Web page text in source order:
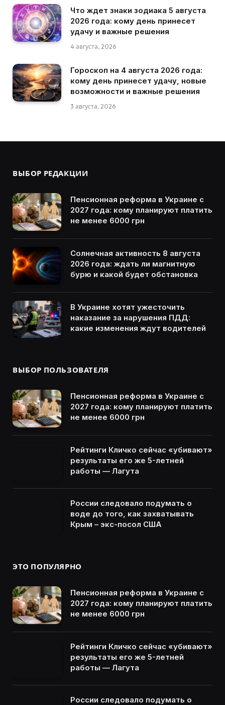
Что ждет знаки зодиака 5 августа
2026 года: кому день принесет
удачу и важные решения
4 августа, 2026
Гороскоп на 4 августа 2026 года:
кому день принесет удачу, новые
возможности и важные решения
3 августа, 2026
ВЫБОР РЕДАКЦИИ
Пенсионная реформа в Украине с
2027 года: кому планируют платить
не менее 6000 грн
Солнечная активность 8 августа
2026 года: ждать ли магнитную
бурю и какой будет обстановка
В Украине хотят ужесточить
наказание за нарушения ПДД:
какие изменения ждут водителей
ВЫБОР ПОЛЬЗОВАТЕЛЯ
Пенсионная реформа в Украине с
2027 года: кому планируют платить
не менее 6000 грн
Рейтинги Кличко сейчас «убивают»
результаты его же 5-летней
работы — Лагута
России следовало подумать о
воде до того, как захватывать
Крым – экс-посол США
ЭТО ПОПУЛЯРНО
Пенсионная реформа в Украине с
2027 года: кому планируют платить
не менее 6000 грн
Рейтинги Кличко сейчас «убивают»
результаты его же 5-летней
работы — Лагута
России следовало подумать о